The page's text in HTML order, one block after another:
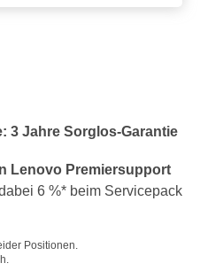
3 Jahre Sorglos-Garantie
Lenovo Premiersupport
6 %* beim Servicepack
Positionen.